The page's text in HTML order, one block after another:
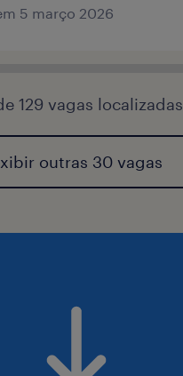
5 março 2026
129 vagas localizadas
outras 30 vagas